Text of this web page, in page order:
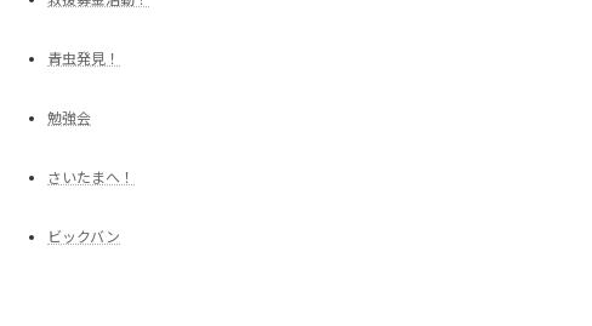
青虫発見！
勉強会
さいたまへ！
ビックバン